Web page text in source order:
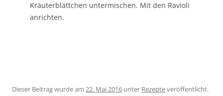
Kräuterblättchen untermischen. Mit den Ravioli
anrichten.
Dieser Beitrag wurde am 22. Mai 2016 unter Rezepteveröffentlicht.